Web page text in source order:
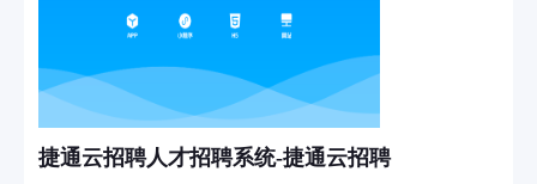
的核心，由多角色应用协同高效运作： 上门收/送件：订单生
成后，门店收衣端或揽收员APP会收到任务。系统支持平台派
单和抢单模式。上门时，工作人员会当面核对数量并拍照上
传，双方确认后完成交接，全程记录，责任清晰。 进度更新与
留痕：工厂/门店在收衣端操作衣物接收、洗护完成等步骤时，
每步都会拍照记录，并自动推送给用户。 管理后台：智能运营
运营者通过功能强大的后台进行全局管控： 运营数据看板：总
捷通云招聘人才招聘系统-捷通云招聘